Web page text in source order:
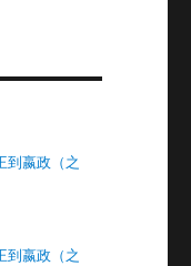
嬴政（之
嬴政（之